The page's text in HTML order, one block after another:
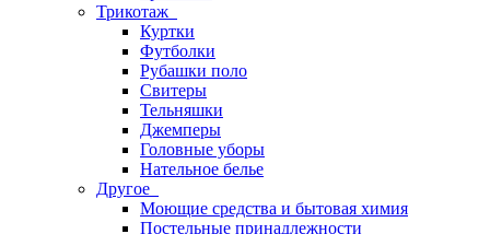
Трикотаж
Куртки
Футболки
Рубашки поло
Свитеры
Тельняшки
Джемперы
Головные уборы
Нательное белье
Другое
Моющие средства и бытовая химия
Постельные принадлежности